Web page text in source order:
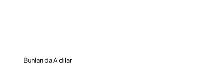
Bunları da Aldılar